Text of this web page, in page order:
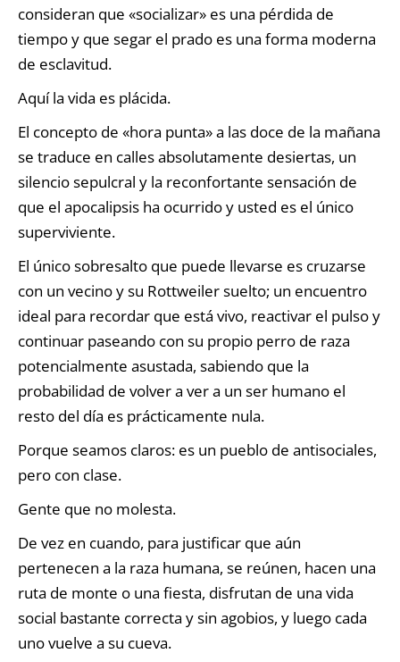
consideran que «socializar» es una pérdida de
tiempo y que segar el prado es una forma moderna
de esclavitud.
Aquí la vida es plácida.
El concepto de «hora punta» a las doce de la mañana
se traduce en calles absolutamente desiertas, un
silencio sepulcral y la reconfortante sensación de
que el apocalipsis ha ocurrido y usted es el único
superviviente.
El único sobresalto que puede llevarse es cruzarse
con un vecino y su Rottweiler suelto; un encuentro
ideal para recordar que está vivo, reactivar el pulso y
continuar paseando con su propio perro de raza
potencialmente asustada, sabiendo que la
probabilidad de volver a ver a un ser humano el
resto del día es prácticamente nula.
Porque seamos claros: es un pueblo de antisociales,
pero con clase.
Gente que no molesta.
De vez en cuando, para justificar que aún
pertenecen a la raza humana, se reúnen, hacen una
ruta de monte o una fiesta, disfrutan de una vida
social bastante correcta y sin agobios, y luego cada
uno vuelve a su cueva.